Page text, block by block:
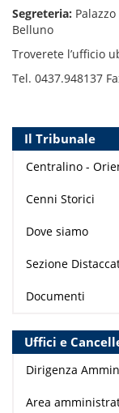
Segreteria:
Belluno
Troverete l’ufficio
Tel. 0437.948137
Il Tribunale
Centralino -
Cenni Storici
Dove siamo
Sezione
Documenti
Uffici e
Dirigenza
Area